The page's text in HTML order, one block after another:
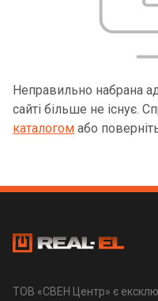
Неправильно набрана
сайті більше не існує.
каталогом або
ТОВ «СВЕН Центр» є